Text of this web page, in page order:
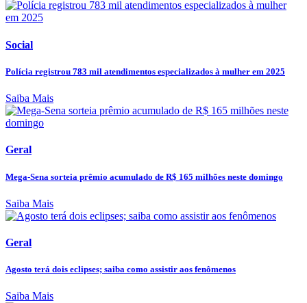
Social
Polícia registrou 783 mil atendimentos especializados à mulher em 2025
Saiba Mais
Geral
Mega-Sena sorteia prêmio acumulado de R$ 165 milhões neste domingo
Saiba Mais
Geral
Agosto terá dois eclipses; saiba como assistir aos fenômenos
Saiba Mais